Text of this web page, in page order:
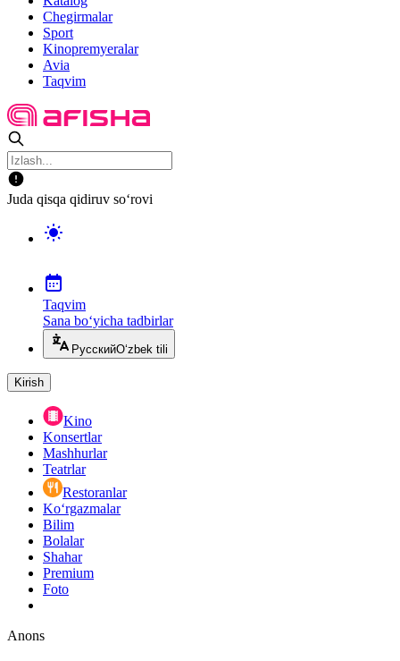
Chegirmalar
Sport
Kinopremyeralar
Avia
Taqvim
Juda qisqa qidiruv so‘rovi
Taqvim
Sana bo‘yicha tadbirlar
РусскийO‘zbek tili
Kirish
Kino
Konsertlar
Mashhurlar
Teatrlar
Restoranlar
Ko‘rgazmalar
Bilim
Bolalar
Shahar
Premium
Foto
Anons